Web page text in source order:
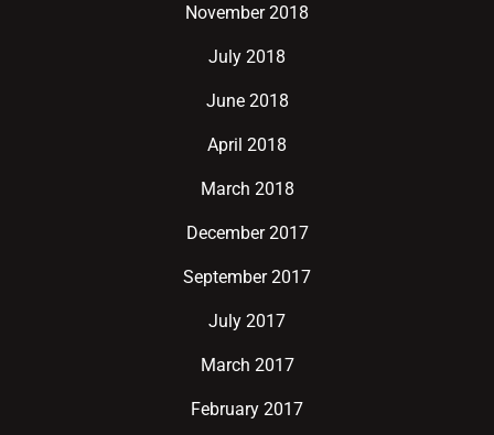
November 2018
July 2018
June 2018
April 2018
March 2018
December 2017
September 2017
July 2017
March 2017
February 2017